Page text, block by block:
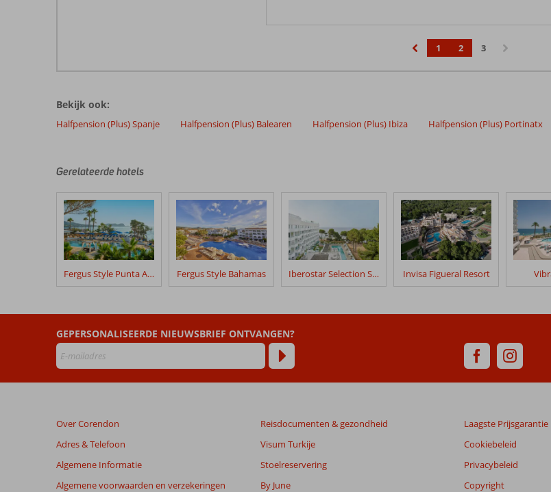
1 2
3
Bekijk ook:
Halfpension (Plus) Spanje Halfpension (Plus) Balearen Halfpension (Plus) Ibiza Halfpension (Plus) Portinatx
Gerelateerde hotels
Fergus Style Punta Arabi Fergus Style Bahamas Iberostar Selection Santa Eulalia Invisa Figueral Resort
GEPERSONALISEERDE NIEUWSBRIEF ONTVANGEN?
Over Corendon
Adres & Telefoon
Algemene Informatie
Algemene voorwaarden en verzekeringen
Reisdocumenten & gezondheid
Visum Turkije
Stoelreservering
By June
Laagste Prijsgarantie
Cookiebeleid
Privacybeleid
Copyright